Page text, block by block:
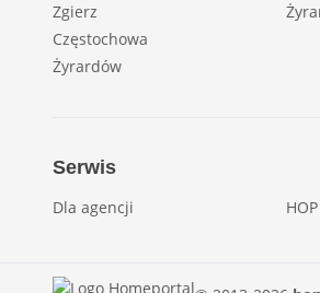
Zgierz
Częstochowa
Żyrardów
Serwis
Dla agencji HOP